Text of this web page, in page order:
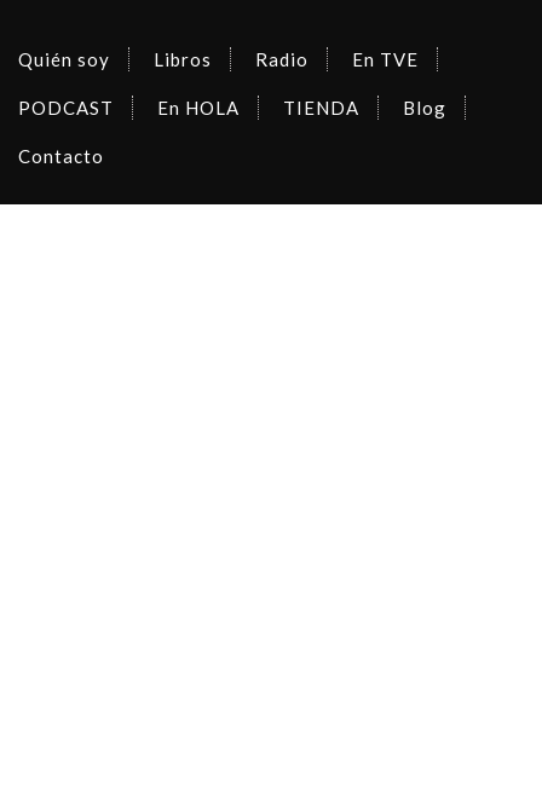
Quién soy Libros Radio En TVE
PODCAST En HOLA TIENDA Blog
Contacto